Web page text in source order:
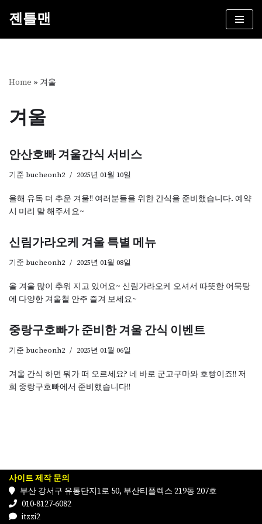
건
뛰
기
젠틀맨
Home » 겨울
겨울
안산호빠 겨울간식 서비스
기준 bucheonh2 2025년 01월 10일
올해 유독 더 추운 겨울!! 여러분들을 위한 간식을 준비했습니다. 예약
시 미리 말 해주세요~
신림가라오케 겨울 특별 메뉴
기준 bucheonh2 2025년 01월 08일
올 겨울 많이 추워 지고 있어요~ 신림가라오케 오셔서 따뜻한 어묵탕
에 다양한 겨울철 안주 즐겨 보세요~
중랑구호빠가 준비한 겨울 간식 이벤트
기준 bucheonh2 2025년 01월 06일
겨울 간식 하면 뭐가 떠 오르세요? 네 바로 군고구마와 호빵이죠!! 저
희 중랑구호빠에서 준비했습니다!!
사이트 제작 문의
부산 강서구 유통단지1로 50, 부산티플렉스 219동 207호
010-8127-6082
itzzi2